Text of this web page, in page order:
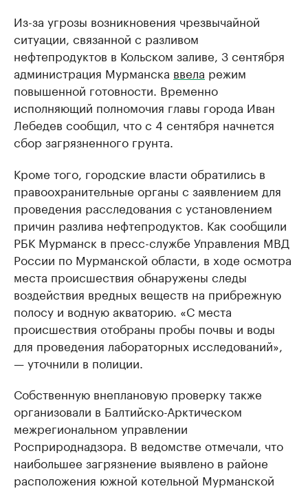
Из-за угрозы возникновения чрезвычайной
ситуации, связанной с разливом
нефтепродуктов в Кольском заливе, 3 сентября
администрация Мурманска ввела режим
повышенной готовности. Временно
исполняющий полномочия главы города Иван
Лебедев сообщил, что с 4 сентября начнется
сбор загрязненного грунта.
Кроме того, городские власти обратились в
правоохранительные органы с заявлением для
проведения расследования с установлением
причин разлива нефтепродуктов. Как сообщили
РБК Мурманск в пресс-службе Управления МВД
России по Мурманской области, в ходе осмотра
места происшествия обнаружены следы
воздействия вредных веществ на прибрежную
полосу и водную акваторию. «С места
происшествия отобраны пробы почвы и воды
для проведения лабораторных исследований»,
— уточнили в полиции.
Собственную внеплановую проверку также
организовали в Балтийско-Арктическом
межрегиональном управлении
Росприроднадзора. В ведомстве отмечали, что
наибольшее загрязнение выявлено в районе
расположения южной котельной Мурманской